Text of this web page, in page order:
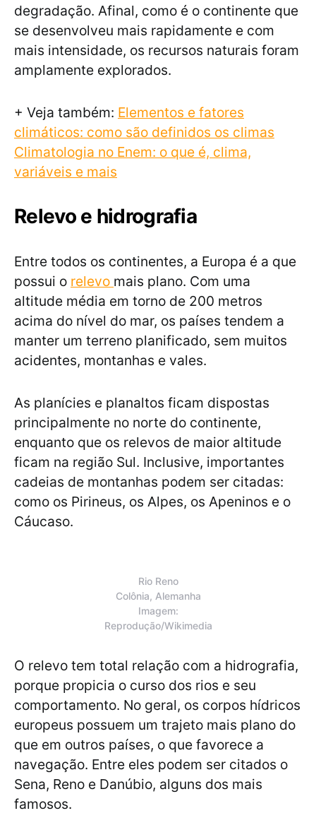
degradação. Afinal, como é o continente que
se desenvolveu mais rapidamente e com
mais intensidade, os recursos naturais foram
amplamente explorados.
+ Veja também: Elementos e fatores
climáticos: como são definidos os climas
Climatologia no Enem: o que é, clima,
variáveis e mais
Relevo e hidrografia
Entre todos os continentes, a Europa é a que
possui o relevo mais plano. Com uma
altitude média em torno de 200 metros
acima do nível do mar, os países tendem a
manter um terreno planificado, sem muitos
acidentes, montanhas e vales.
As planícies e planaltos ficam dispostas
principalmente no norte do continente,
enquanto que os relevos de maior altitude
ficam na região Sul. Inclusive, importantes
cadeias de montanhas podem ser citadas:
como os Pirineus, os Alpes, os Apeninos e o
Cáucaso.
Rio Reno
Colônia, Alemanha
Imagem:
Reprodução/Wikimedia
O relevo tem total relação com a hidrografia,
porque propicia o curso dos rios e seu
comportamento. No geral, os corpos hídricos
europeus possuem um trajeto mais plano do
que em outros países, o que favorece a
navegação. Entre eles podem ser citados o
Sena, Reno e Danúbio, alguns dos mais
famosos.